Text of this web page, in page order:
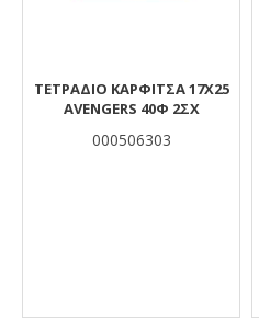
ΤΕΤΡΑΔΙΟ ΚΑΡΦΙΤΣΑ 17Χ25
AVENGERS 40Φ 2ΣΧ
000506303